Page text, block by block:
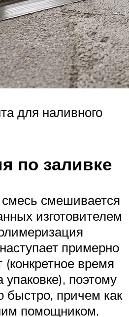
для наливного
по заливке
смешивается
изготовителем
примерно
время
упаковке), поэтому
быстро, причем как
помощником.